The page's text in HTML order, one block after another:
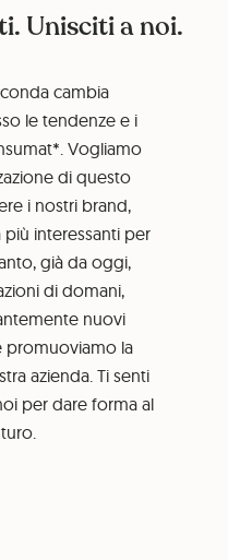
Unisciti a noi.
cambia
le tendenze e i
Vogliamo
di questo
i nostri brand,
interessanti per
già da oggi,
di domani,
nuovi
promuoviamo la
azienda. Ti senti
per dare forma al